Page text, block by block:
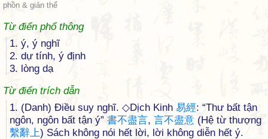
phồn & giản thể
Từ điển phổ thông
1. ý, ý nghĩ
2. dự tính, ý định
3. lòng dạ
Từ điển trích dẫn
1. (Danh) Điều suy nghĩ. ◇Dịch Kinh 易經: “Thư bất tận
ngôn, ngôn bất tận ý” 書不盡言, 言不盡意 (Hệ từ thượng
繫辭上) Sách không nói hết lời, lời không diễn hết ý.